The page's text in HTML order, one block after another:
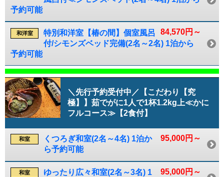
予約可能
84,570円～
和洋室
特別和洋室【椿の間】個室風呂
付/シモンズベッド完備(2名～2名) 1泊から
予約可能
＼先行予約受付中／【こだわり【究
極】】茹でがに1人で1杯1.2kg上≪かに
フルコース≫【2食付】
95,000円～
和室
くつろぎ和室(2名～4名) 1泊か
ら予約可能
95,000円～
和室
ゆったり広々和室(2名～3名) 1